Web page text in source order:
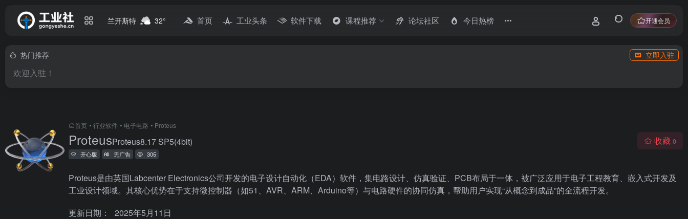
兰开斯特 32° 首页 工业头条 软件下载 课程推荐 论坛社区 今日热榜 开通会员
热门推荐 立即入驻
欢迎入驻！
首页 • 行业软件 • 电子电路 • Proteus
ProteusProteus8.17 SP5(4bit)
开心版 无广告 305
收藏 0
Proteus是由英国Labcenter Electronics公司开发的电子设计自动化（EDA）软件，集电路设计、仿真验证、PCB布局于一体，被广泛应用于电子工程教育、嵌入式开发及
工业设计领域。其核心优势在于支持微控制器（如51、AVR、ARM、Arduino等）与电路硬件的协同仿真，帮助用户实现“从概念到成品”的全流程开发。
更新日期：
2025年5月11日